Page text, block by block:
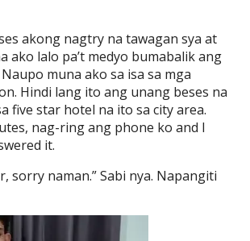
akong nagtry na tawagan sya at
ako lalo pa’t medyo bumabalik ang
muna ako sa isa sa mga
Hindi lang ito ang unang beses na
five star hotel na ito sa city area.
nag-ring ang phone ko and I
it.
sorry naman.” Sabi nya. Napangiti